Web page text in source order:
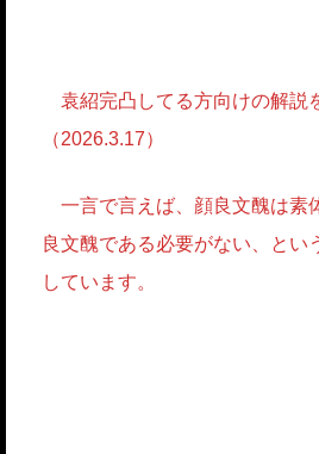
袁紹完凸してる方向けの解説
（2026.3.17）
一言で言えば、顔良文醜は素
良文醜である必要がない、とい
しています。